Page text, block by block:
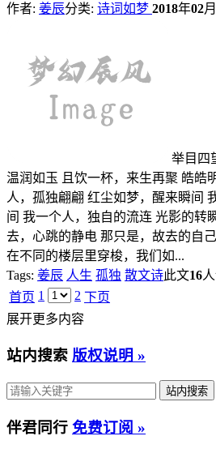
作者: 姜辰分类: 诗词如梦 2018年02月
举目四
温润如玉 且饮一杯，来生再聚 皓皓
人，孤独翩翩 红尘如梦，醒来瞬间
间 我一个人，独自的流连 光影的转
去，心跳的静电 那只是，故去的自
在不同的楼层里穿梭，我们如...
Tags: 姜辰 人生 孤独 散文诗此文16
首页 1 2 下页
展开更多内容
站内搜索 版权说明 »
伴君同行 免费订阅 »